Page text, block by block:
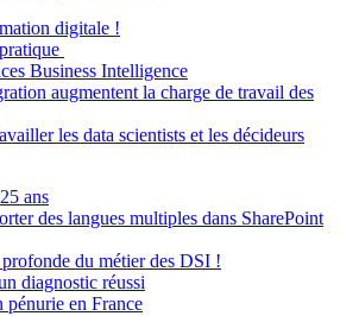
digitale !
Business Intelligence
augmentent la charge de travail des
les data scientists et les décideurs
ans
des langues multiples dans SharePoint
du métier des DSI !
diagnostic réussi
en France